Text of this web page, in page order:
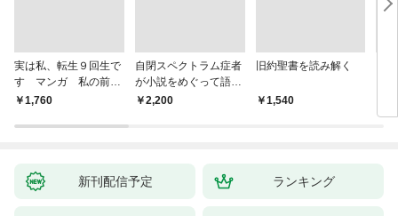
実は私、転生９回生で
す マンガ 私の前世
物語
￥1,760
自閉スペクトラム症者
が小説をめぐって語り
あう
￥2,200
旧約聖書を読み解く
￥1,540
新刊配信予定 ランキング